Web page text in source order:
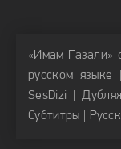
Личная драма
«Имам Газали»
русском языке
SesDizi |
Субтитры |